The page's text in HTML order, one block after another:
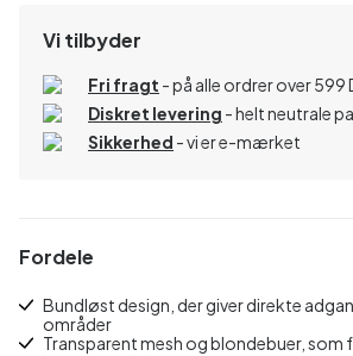
Vi tilbyder
Fri fragt - på alle ordrer over 599
Diskret levering - helt neutrale
Sikkerhed - vi er e-mærket
Fordele
Bundløst design, der giver direkte
områder
Transparent mesh og blondebuer, som